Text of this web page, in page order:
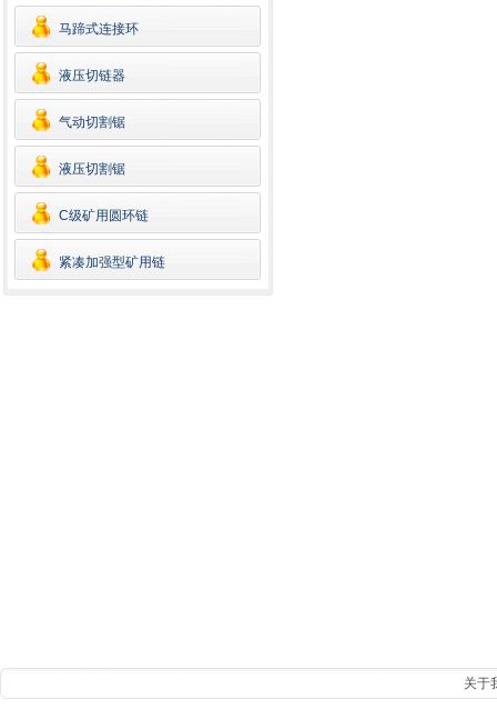
马蹄式连接环
液压切链器
气动切割锯
液压切割锯
C级矿用圆环链
紧凑加强型矿用链
关于